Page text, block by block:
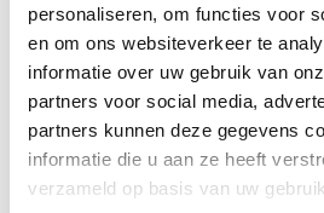
personaliseren, om functies voor
en om ons websiteverkeer te
informatie over uw gebruik van
partners voor social media,
partners kunnen deze gegevens
informatie die u aan ze heeft
verzameld op basis van uw
GS
2026 | 501 km| Benzine
€ 23.285
BTW Voertuig
Vergelijken